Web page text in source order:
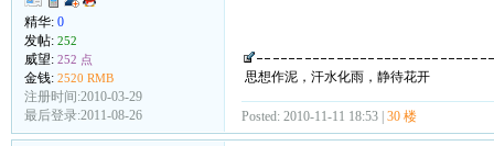
精华: 0
发帖: 252
威望: 252 点
金钱: 2520 RMB
注册时间:2010-03-29
最后登录:2011-08-26
思想作泥，汗水化雨，静待花开
Posted: 2010-11-11 18:53 | 30 楼